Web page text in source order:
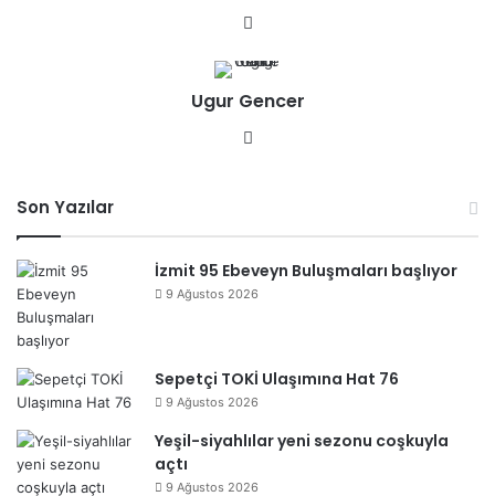
sit
esi
Ugur Gencer
Son Yazılar
İzmit 95 Ebeveyn Buluşmaları başlıyor
9 Ağustos 2026
Sepetçi TOKİ Ulaşımına Hat 76
9 Ağustos 2026
Yeşil-siyahlılar yeni sezonu coşkuyla
açtı
9 Ağustos 2026